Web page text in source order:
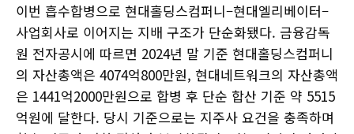
이번 흡수합병으로 현대홀딩스컴퍼니–현대엘리베이터–
사업회사로 이어지는 지배 구조가 단순화됐다. 금융감독
원 전자공시에 따르면 2024년 말 기준 현대홀딩스컴퍼니
의 자산총액은 4074억800만원, 현대네트워크의 자산총액
은 1441억2000만원으로 합병 후 단순 합산 기준 약 5515
억원에 달한다. 당시 기준으로는 지주사 요건을 충족하며